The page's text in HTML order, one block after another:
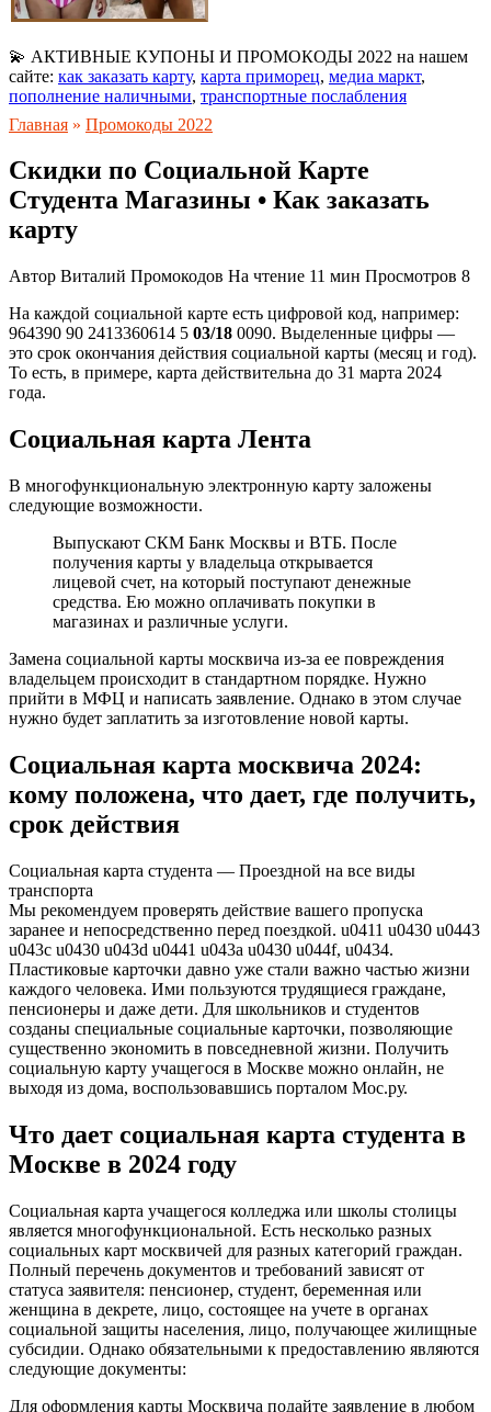
💫 АКТИВНЫЕ КУПОНЫ И ПРОМОКОДЫ 2022 на нашем
сайте: как заказать карту, карта приморец, медиа маркт,
пополнение наличными, транспортные послабления
Главная » Промокоды 2022
Скидки по Социальной Карте
Студента Магазины • Как заказать
карту
Автор Виталий Промокодов На чтение 11 мин Просмотров 8
На каждой социальной карте есть цифровой код, например:
964390 90 2413360614 5 03/18 0090. Выделенные цифры —
это срок окончания действия социальной карты (месяц и год).
То есть, в примере, карта действительна до 31 марта 2024
года.
Социальная карта Лента
В многофункциональную электронную карту заложены
следующие возможности.
Выпускают СКМ Банк Москвы и ВТБ. После
получения карты у владельца открывается
лицевой счет, на который поступают денежные
средства. Ею можно оплачивать покупки в
магазинах и различные услуги.
Замена социальной карты москвича из-за ее повреждения
владельцем происходит в стандартном порядке. Нужно
прийти в МФЦ и написать заявление. Однако в этом случае
нужно будет заплатить за изготовление новой карты.
Социальная карта москвича 2024:
кому положена, что дает, где получить,
срок действия
Социальная карта студента — Проездной на все виды
транспорта
Мы рекомендуем проверять действие вашего пропуска
заранее и непосредственно перед поездкой. u0411 u0430 u0443
u043c u0430 u043d u0441 u043a u0430 u044f, u0434.
Пластиковые карточки давно уже стали важно частью жизни
каждого человека. Ими пользуются трудящиеся граждане,
пенсионеры и даже дети. Для школьников и студентов
созданы специальные социальные карточки, позволяющие
существенно экономить в повседневной жизни. Получить
социальную карту учащегося в Москве можно онлайн, не
выходя из дома, воспользовавшись порталом Мос.ру.
Что дает социальная карта студента в
Москве в 2024 году
Социальная карта учащегося колледжа или школы столицы
является многофункциональной. Есть несколько разных
социальных карт москвичей для разных категорий граждан.
Полный перечень документов и требований зависят от
статуса заявителя: пенсионер, студент, беременная или
женщина в декрете, лицо, состоящее на учете в органах
социальной защиты населения, лицо, получающее жилищные
субсидии. Однако обязательными к предоставлению являются
следующие документы:
Для оформления карты Москвича подайте заявление в любом